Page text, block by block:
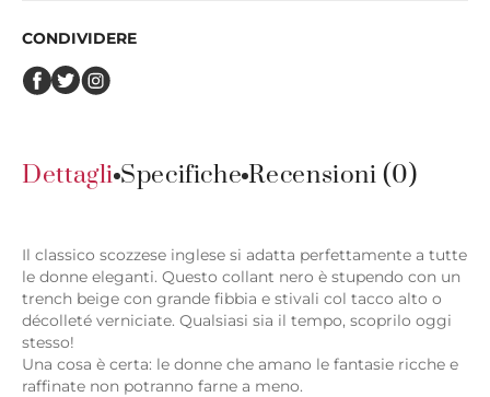
CONDIVIDERE
Dettagli Specifiche Recensioni (0)
Il classico scozzese inglese si adatta perfettamente a tutte
le donne eleganti. Questo collant nero è stupendo con un
trench beige con grande fibbia e stivali col tacco alto o
décolleté verniciate. Qualsiasi sia il tempo, scoprilo oggi
stesso!
Una cosa è certa: le donne che amano le fantasie ricche e
raffinate non potranno farne a meno.